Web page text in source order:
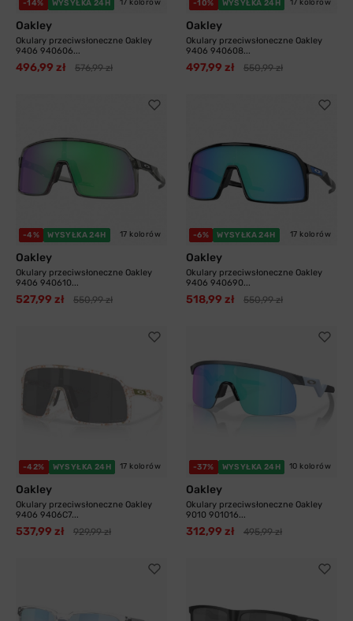
-14% WYSYŁKA 24H 17 kolorów
Oakley
Okulary przeciwsłoneczne Oakley
9406 940606...
496,99 zł 576,99 zł
-10% WYSYŁKA 24H 17 kolorów
Oakley
Okulary przeciwsłoneczne Oakley
9406 940608...
497,99 zł 550,99 zł
-4% WYSYŁKA 24H 17 kolorów
Oakley
Okulary przeciwsłoneczne Oakley
9406 940610...
527,99 zł 550,99 zł
-6% WYSYŁKA 24H 17 kolorów
Oakley
Okulary przeciwsłoneczne Oakley
9406 940690...
518,99 zł 550,99 zł
-42% WYSYŁKA 24H 17 kolorów
Oakley
Okulary przeciwsłoneczne Oakley
9406 9406C7...
537,99 zł 929,99 zł
-37% WYSYŁKA 24H 10 kolorów
Oakley
Okulary przeciwsłoneczne Oakley
9010 901016...
312,99 zł 495,99 zł